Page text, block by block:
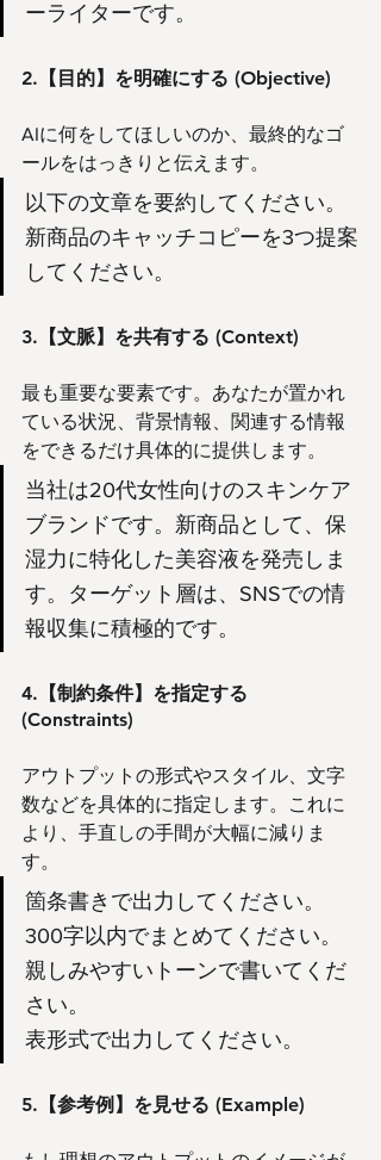
ーライターです。
2.【目的】を明確にする (Objective)
AIに何をしてほしいのか、最終的なゴ
ールをはっきりと伝えます。
以下の文章を要約してください。
新商品のキャッチコピーを3つ提案
してください。
3.【文脈】を共有する (Context)
最も重要な要素です。あなたが置かれ
ている状況、背景情報、関連する情報
をできるだけ具体的に提供します。
当社は20代女性向けのスキンケア
ブランドです。新商品として、保
湿力に特化した美容液を発売しま
す。ターゲット層は、SNSでの情
報収集に積極的です。
4.【制約条件】を指定する
(Constraints)
アウトプットの形式やスタイル、文字
数などを具体的に指定します。これに
より、手直しの手間が大幅に減りま
す。
箇条書きで出力してください。
300字以内でまとめてください。
親しみやすいトーンで書いてくだ
さい。
表形式で出力してください。
5.【参考例】を見せる (Example)